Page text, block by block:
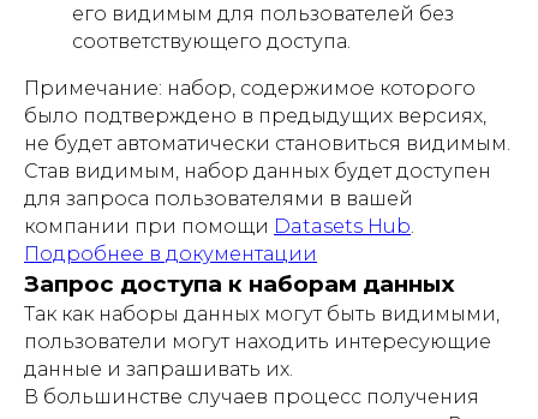
его видимым для пользователей без
соответствующего доступа.
Примечание: набор, содержимое которого
было подтверждено в предыдущих версиях,
не будет автоматически становиться видимым.
Став видимым, набор данных будет доступен
для запроса пользователями в вашей
компании при помощи Datasets Hub.
Подробнее в документации
Запрос доступа к наборам данных
Так как наборы данных могут быть видимыми,
пользователи могут находить интересующие
данные и запрашивать их.
В большинстве случаев процесс получения